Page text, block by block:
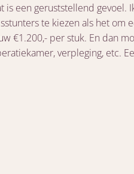
is een geruststellend gevoel.
te kiezen als het om
€1.200,- per stuk. En dan
verpleging, etc.